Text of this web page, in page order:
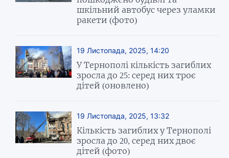
шкільний автобус через уламки
ракети (фото)
19 Листопада, 2025, 14:20
У Тернополі кількість загиблих
зросла до 25: серед них троє
дітей (оновлено)
19 Листопада, 2025, 13:32
Кількість загиблих у Тернополі
зросла до 20, серед них двоє
дітей (фото)